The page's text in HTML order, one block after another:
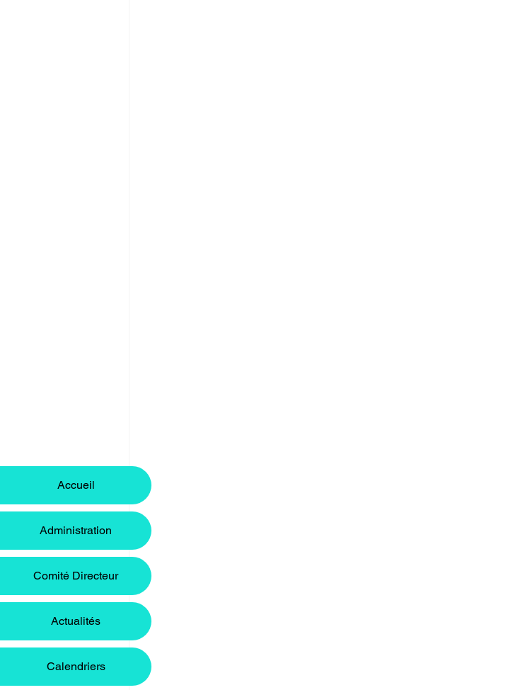
Accueil
Administration
Comité Directeur
Actualités
Calendriers